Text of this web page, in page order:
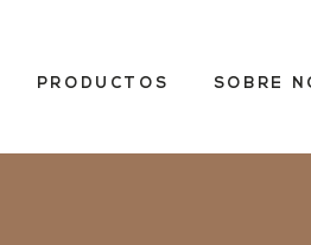
PRODUCTOS SOBRE